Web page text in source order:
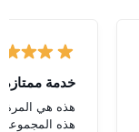
خدمة ممتازة
هذه هي المرة
هذه